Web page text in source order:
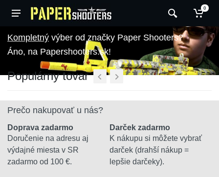
0
výber od značky Paper Shooters?
Áno, na Papershooters.sk!
Populárny tovar
Prečo nakupovať u nás?
Doprava zadarmo
Doručenie na adresu aj
výdajné miesta v SR
zadarmo od 100 €.
Darček zadarmo
K nákupu si môžete vybrať
darček (drahší nákup =
lepšie darčeky).